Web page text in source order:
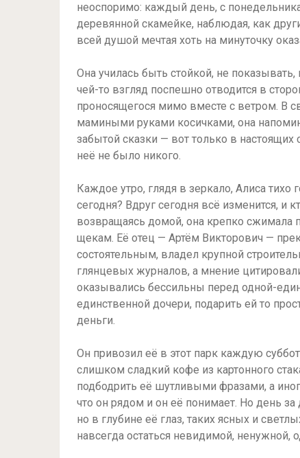
неоспоримо: каждый день, с
деревянной скамейке, наблюдая, как
всей душой мечтая хоть на минуточку
Она училась быть стойкой, не
чей-то взгляд поспешно отводится в
проносящегося мимо вместе с ветром. В
мамиными руками косичками, она
забытой сказки — вот только в настоящих
неё не было никого.
Каждое утро, глядя в зеркало, Алиса
сегодня? Вдруг сегодня всё изменится, и
возвращаясь домой, она крепко сжимала
щекам. Её отец — Артём Викторович —
состоятельным, владел крупной
глянцевых журналов, а мнение
оказывались бессильны перед одной-
единственной дочери, подарить ей то
деньги.
Он привозил её в этот парк каждую
слишком сладкий кофе из картонного
подбодрить её шутливыми фразами, а
что он рядом и он её понимает. Но день
но в глубине её глаз, таких ясных и
навсегда остаться невидимой, ненужной,